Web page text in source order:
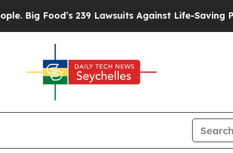
Food’s 239 Lawsuits Against Life-Saving Policies